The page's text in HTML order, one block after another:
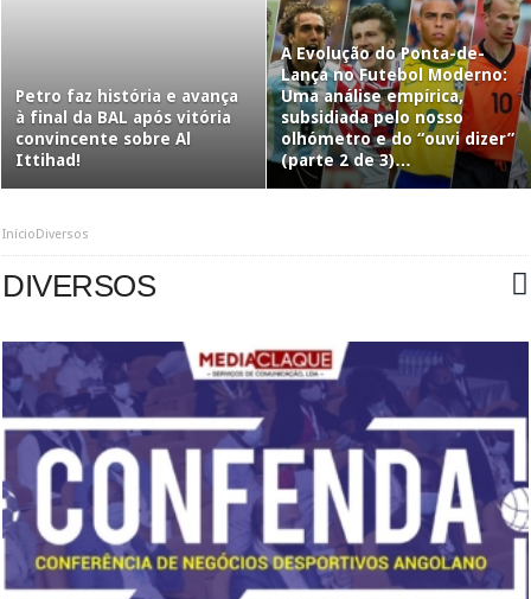
Petro faz história e avança
à final da BAL após vitória
convincente sobre Al
Ittihad!
A Evolução do Ponta-de-
Lança no Futebol Moderno:
Uma análise empírica,
subsidiada pelo nosso
olhómetro e do “ouvi dizer”
(parte 2 de 3)…
InícioDiversos
DIVERSOS